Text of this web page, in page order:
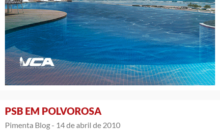
PSB EM POLVOROSA
Pimenta Blog - 14 de abril de 2010